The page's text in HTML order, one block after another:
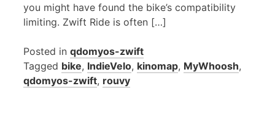
you might have found the bike’s compatibility
limiting. Zwift Ride is often […]
Posted in qdomyos-zwift
Tagged bike, IndieVelo, kinomap, MyWhoosh,
qdomyos-zwift, rouvy